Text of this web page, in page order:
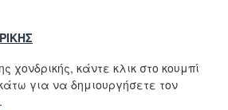
χονδρικής, κάντε κλικ στο κουμπί
για να δημιουργήσετε τον